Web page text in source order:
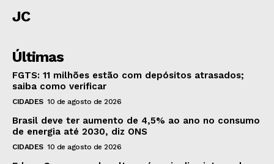
JC
Últimas
FGTS: 11 milhões estão com depósitos atrasados;
saiba como verificar
CIDADES 10 de agosto de 2026
Brasil deve ter aumento de 4,5% ao ano no consumo
de energia até 2030, diz ONS
CIDADES 10 de agosto de 2026